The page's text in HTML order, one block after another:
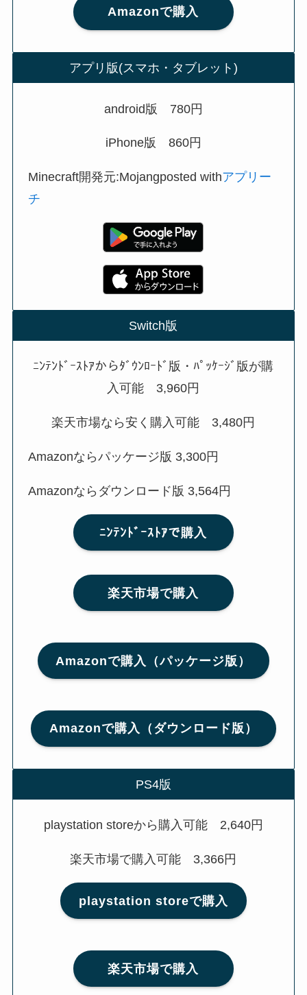
Amazonで購入
アプリ版(スマホ・タブレット)
android版 780円
iPhone版 860円
Minecraft開発元:Mojangposted withアプリー
チ
Switch版
ﾆﾝﾃﾝﾄﾞｰｽﾄｱからﾀﾞｳﾝﾛｰﾄﾞ版・ﾊﾟｯｹｰｼﾞ版が購
入可能 3,960円
楽天市場なら安く購入可能 3,480円
Amazonならパッケージ版 3,300円
Amazonならダウンロード版 3,564円
ﾆﾝﾃﾝﾄﾞｰｽﾄｱで購入
楽天市場で購入
Amazonで購入（パッケージ版）
Amazonで購入（ダウンロード版）
PS4版
playstation storeから購入可能 2,640円
楽天市場で購入可能 3,366円
playstation storeで購入
楽天市場で購入